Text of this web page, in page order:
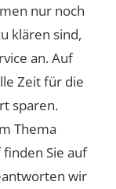
nur noch
klären sind,
an. Auf
Zeit für die
sparen.
Thema
Sie auf
wir